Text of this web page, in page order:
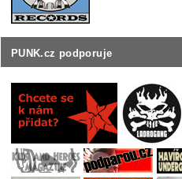
PUNK.cz podporuje